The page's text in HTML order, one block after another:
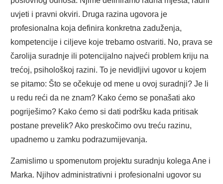
uvjeti i pravni okviri. Druga razina ugovora je
profesionalna koja definira konkretna zaduženja,
kompetencije i ciljeve koje trebamo ostvariti. No, prava se
čarolija suradnje ili potencijalno najveći problem kriju na
trećoj, psihološkoj razini. To je nevidljivi ugovor u kojem
se pitamo: Što se očekuje od mene u ovoj suradnji? Je li
u redu reći da ne znam? Kako ćemo se ponašati ako
pogriješimo? Kako ćemo si dati podršku kada pritisak
postane prevelik? Ako preskočimo ovu treću razinu,
upadnemo u zamku podrazumijevanja.
Zamislimo u spomenutom projektu suradnju kolega Ane i
Marka. Njihov administrativni i profesionalni ugovor su